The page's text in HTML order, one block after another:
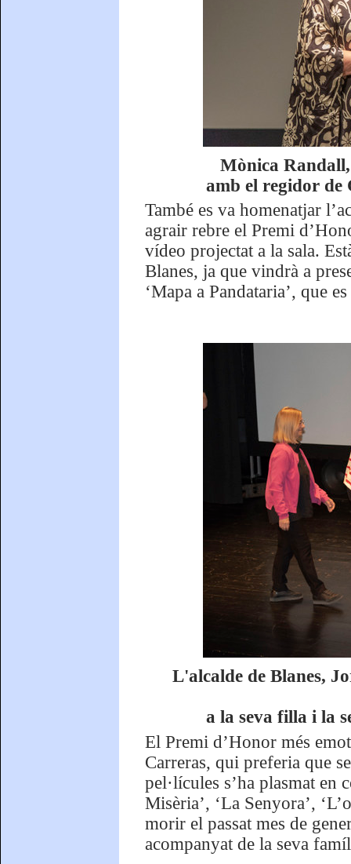
Mònica
amb el regidor
També es va homenatjar
agrair rebre el Premi
vídeo projectat a la sala.
Blanes, ja que vindrà a
‘Mapa a Pandataria’, que
L'alcalde de Blanes,
a la seva filla i la
El Premi d’Honor més
Carreras, qui preferia que
pel·lícules s’ha plasmat en
Misèria’, ‘La Senyora’,
morir el passat mes de
acompanyat de la seva